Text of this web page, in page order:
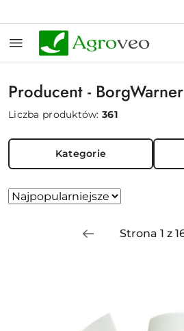
Producent - BorgWarner
Liczba produktów:361
Kategorie
Zastosowano
Najpopularniejsze.
Sortuj